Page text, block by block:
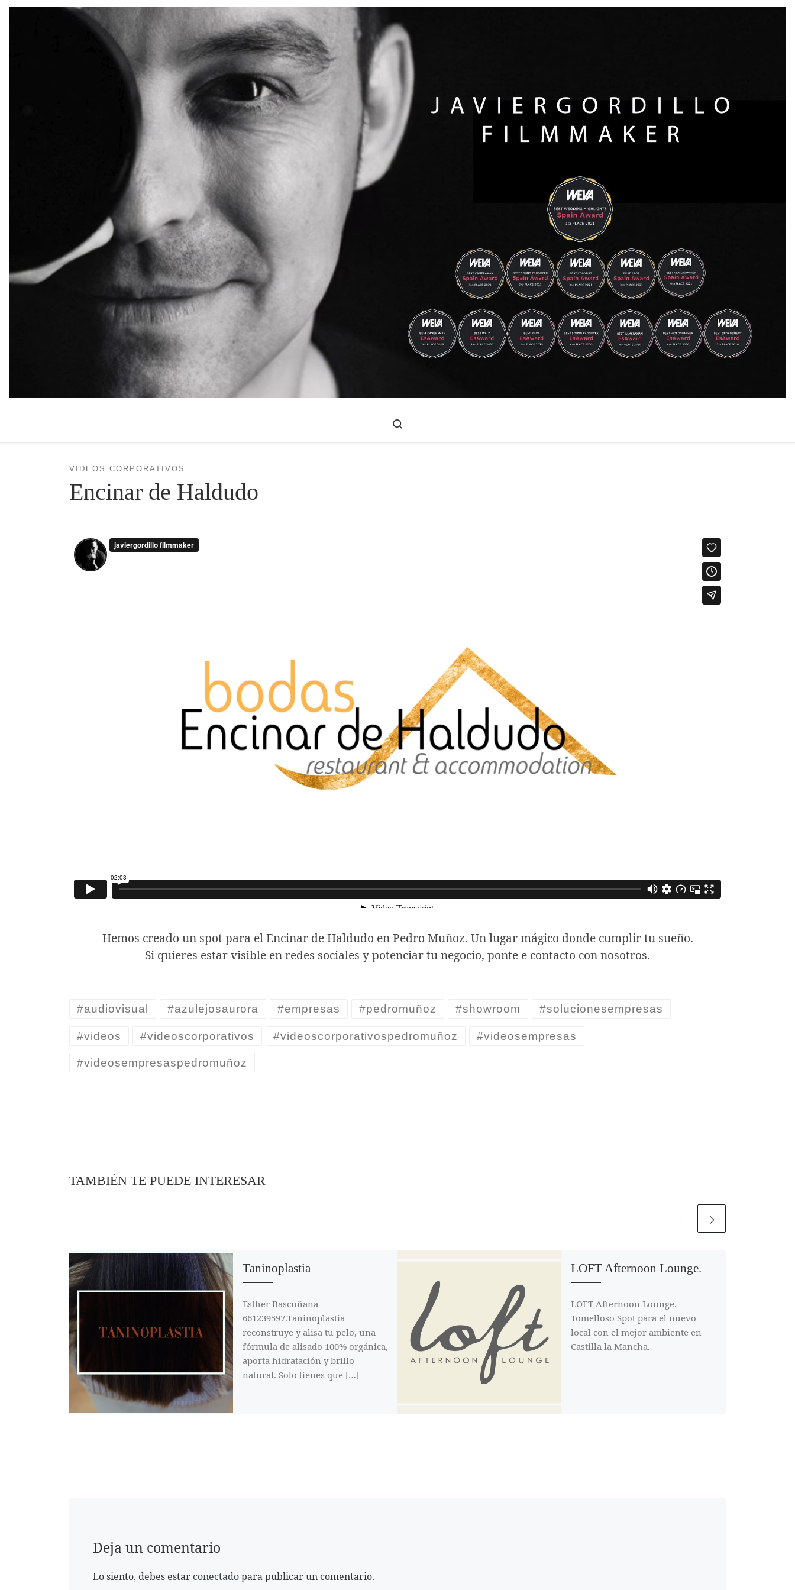
Saltar al contenido
VIDEOS CORPORATIVOS
Encinar de Haldudo
Hemos creado un spot para el Encinar de Haldudo en Pedro Muñoz. Un lugar mágico donde cumplir tu sueño.
Si quieres estar visible en redes sociales y potenciar tu negocio, ponte e contacto con nosotros.
#audiovisual #azulejosaurora #empresas #pedromuñoz #showroom #solucionesempresas
#videos #videoscorporativos #videoscorporativospedromuñoz #videosempresas
#videosempresaspedromuñoz
TAMBIÉN TE PUEDE INTERESAR
Taninoplastia
Esther Bascuñana
661239597.Taninoplastia
reconstruye y alisa tu pelo, una
fórmula de alisado 100% orgánica,
aporta hidratación y brillo
natural. Solo tienes que […]
LOFT Afternoon Lounge.
LOFT Afternoon Lounge.
Tomelloso Spot para el nuevo
local con el mejor ambiente en
Castilla la Mancha.
Deja un comentario
Lo siento, debes estar conectadopara publicar un comentario.